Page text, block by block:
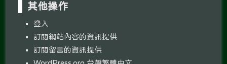
其他操作
登入
訂閱網站內容的資訊提供
訂閱留言的資訊提供